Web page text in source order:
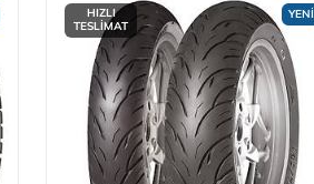
YENİ
HIZLI
TESLİMAT